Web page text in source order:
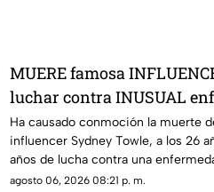
MUERE famosa
luchar contra INUSUAL
Ha causado conmoción la muerte
influencer Sydney Towle, a los 26
años de lucha contra una
los detalles.
agosto 06, 2026 08:21 p. m.